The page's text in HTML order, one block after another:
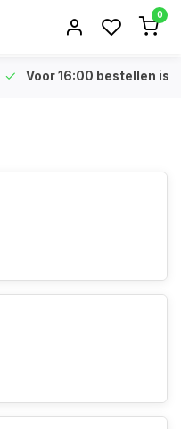
0
Voor 16:00 bestellen is